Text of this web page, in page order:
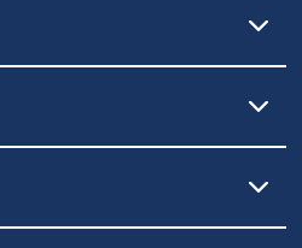
金引換のご利用が可能です。
円
利用ガイドを